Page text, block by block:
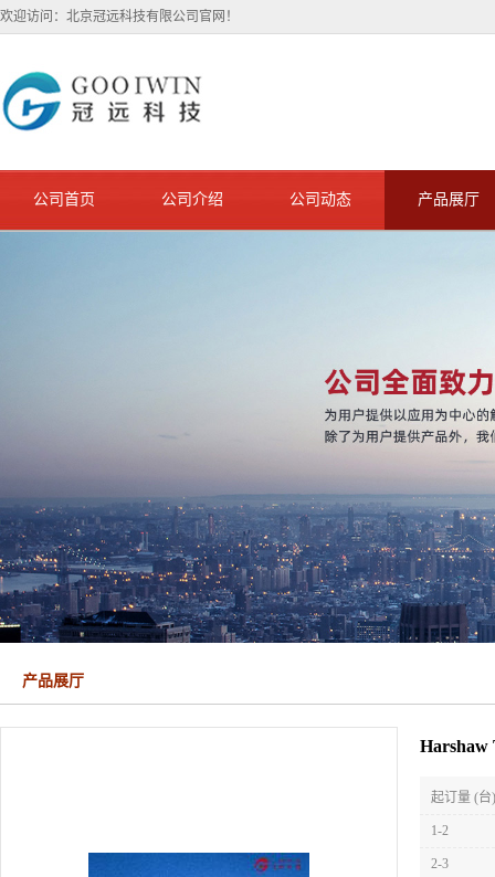
欢迎访问：北京冠远科技有限公司官网！
公司首页 公司介绍 公司动态 产品展厅
产品展厅
Harshaw
起订量 (台)
1-2
2-3